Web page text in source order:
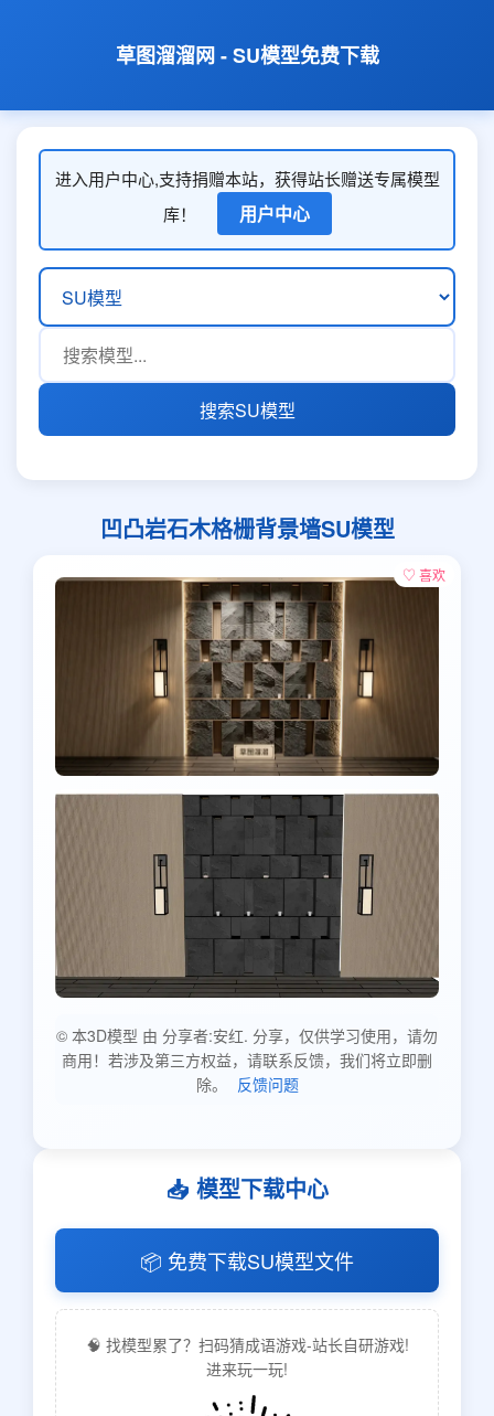
草图溜溜网 - SU模型免费下载
进入用户中心,支持捐赠本站，获得站长赠送专属模型
库！
用户中心
搜索SU模型
凹凸岩石木格栅背景墙SU模型
♡ 喜欢
© 本3D模型 由 分享者:安红. 分享，仅供学习使用，请勿
商用！若涉及第三方权益，请联系反馈，我们将立即删
除。
反馈问题
📥 模型下载中心
📦 免费下载SU模型文件
🧠 找模型累了？扫码猜成语游戏-站长自研游戏!
进来玩一玩!